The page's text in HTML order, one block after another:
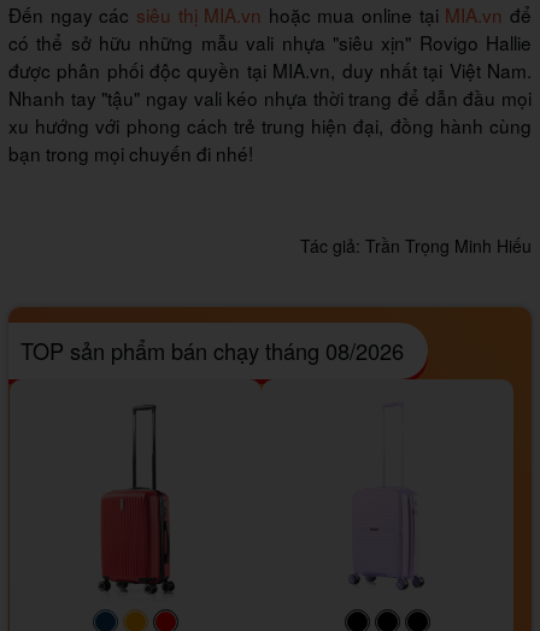
Đến ngay các siêu thị MIA.vn hoặc mua online tại MIA.vn để
có thể sở hữu những mẫu vali nhựa "siêu xịn" Rovigo Hallie
được phân phối độc quyền tại MIA.vn, duy nhất tại Việt Nam.
Nhanh tay "tậu" ngay vali kéo nhựa thời trang để dẫn đầu mọi
xu hướng với phong cách trẻ trung hiện đại, đồng hành cùng
bạn trong mọi chuyến đi nhé!
Tác giả: Trần Trọng Minh Hiếu
TOP sản phẩm bán chạy tháng 08/2026